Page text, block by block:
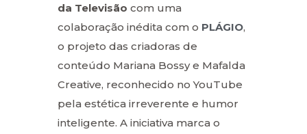
da Televisão com uma
colaboração inédita com o PLÁGIO,
o projeto das criadoras de
conteúdo Mariana Bossy e Mafalda
Creative, reconhecido no YouTube
pela estética irreverente e humor
inteligente. A iniciativa marca o